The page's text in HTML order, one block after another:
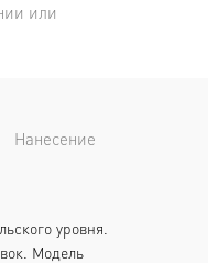
или
Нанесение
уровня.
Модель